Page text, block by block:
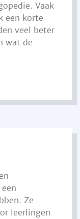
Vaak
een korte
veel beter
wat de
Ze
leerlingen